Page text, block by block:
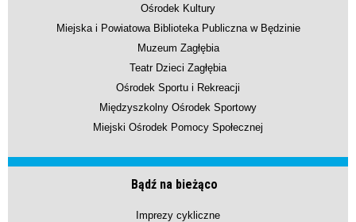
Ośrodek Kultury
Miejska i Powiatowa Biblioteka Publiczna w Będzinie
Muzeum Zagłębia
Teatr Dzieci Zagłębia
Ośrodek Sportu i Rekreacji
Międzyszkolny Ośrodek Sportowy
Miejski Ośrodek Pomocy Społecznej
Bądź na bieżąco
Imprezy cykliczne